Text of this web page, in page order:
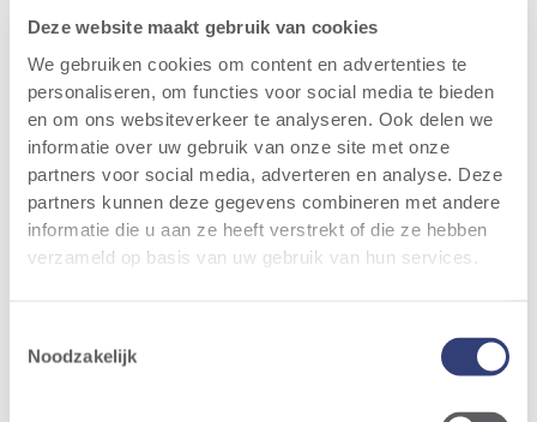
Deze website maakt gebruik van cookies
We gebruiken cookies om content en advertenties te
personaliseren, om functies voor social media te bieden
en om ons websiteverkeer te analyseren. Ook delen we
informatie over uw gebruik van onze site met onze
partners voor social media, adverteren en analyse. Deze
partners kunnen deze gegevens combineren met andere
informatie die u aan ze heeft verstrekt of die ze hebben
verzameld op basis van uw gebruik van hun services.
Noodzakelijk
Opérationnels
Dans le parc éolienPelt